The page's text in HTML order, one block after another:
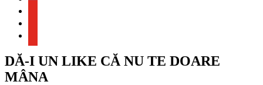
DĂ-I UN LIKE CĂ NU TE DOARE
MÂNA